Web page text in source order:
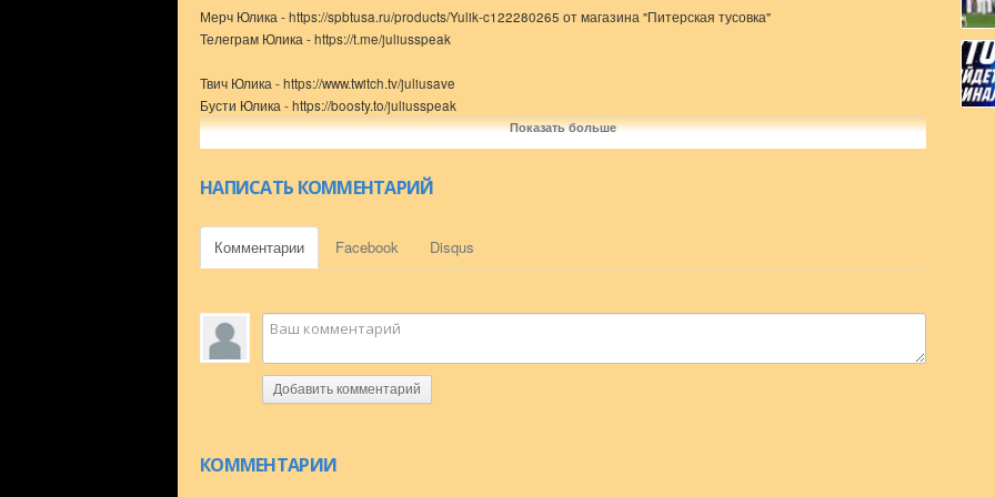
Мерч Юлика - https://spbtusa.ru/products/Yulik-c122280265 от магазина "Питерская тусовка"
Телеграм Юлика - https://t.me/juliusspeak
Твич Юлика - https://www.twitch.tv/juliusave
Бусти Юлика - https://boosty.to/juliusspeak
Юлик вк - http://vk.com/oneshko
Показать больше
НАПИСАТЬ КОММЕНТАРИЙ
Комментарии Facebook Disqus
Добавить комментарий
КОММЕНТАРИИ